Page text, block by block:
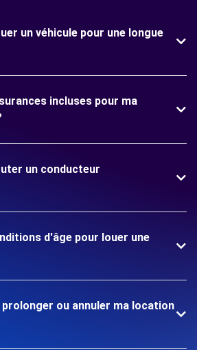
un véhicule pour une longue
incluses pour ma
un conducteur
d'âge pour louer une
ou annuler ma location